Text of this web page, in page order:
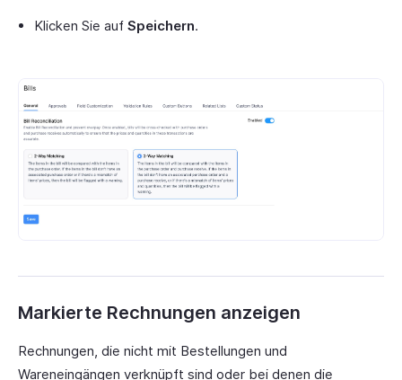
Klicken Sie auf Speichern.
Markierte Rechnungen anzeigen
Rechnungen, die nicht mit Bestellungen und
Wareneingängen verknüpft sind oder bei denen die